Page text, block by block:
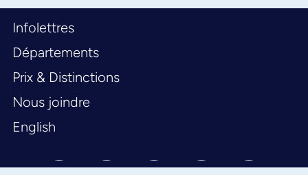
Infolettres
Départements
Prix & Distinctions
Nous joindre
English